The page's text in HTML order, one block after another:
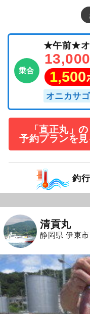
乗合
★午前★オ
13,000
1,500
オニカサゴ
「直正丸」の
予約プランを見
釣
清貢丸
静岡県 伊東